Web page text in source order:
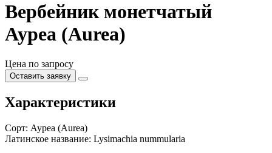
Вербейник монетчатый
Ауреа (Aurea)
Цена по запросу
Оставить заявку
Характеристики
Сорт: Ауреа (Aurea)
Латинское название: Lysimachia nummularia